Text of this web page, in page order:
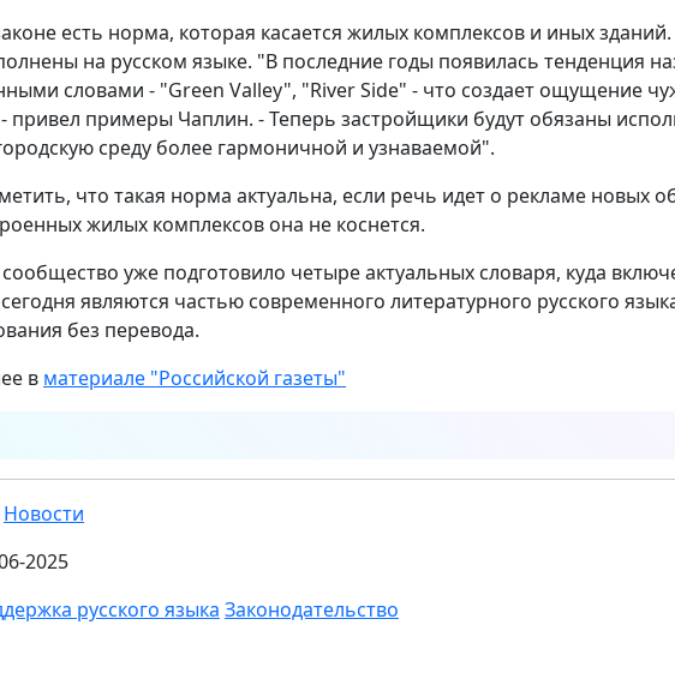
есть норма, которая касается жилых комплексов и иных
на русском языке. "В последние годы появилась тенденция
словами - "Green Valley", "River Side" - что создает ощущение
- привел примеры Чаплин. - Теперь застройщики будут обязаны
среду более гармоничной и узнаваемой".
что такая норма актуальна, если речь идет о рекламе новых
жилых комплексов она не коснется.
уже подготовило четыре актуальных словаря, куда
являются частью современного литературного русского
без перевода.
в материале "Российской газеты"
Новости
2025
русского языка Законодательство